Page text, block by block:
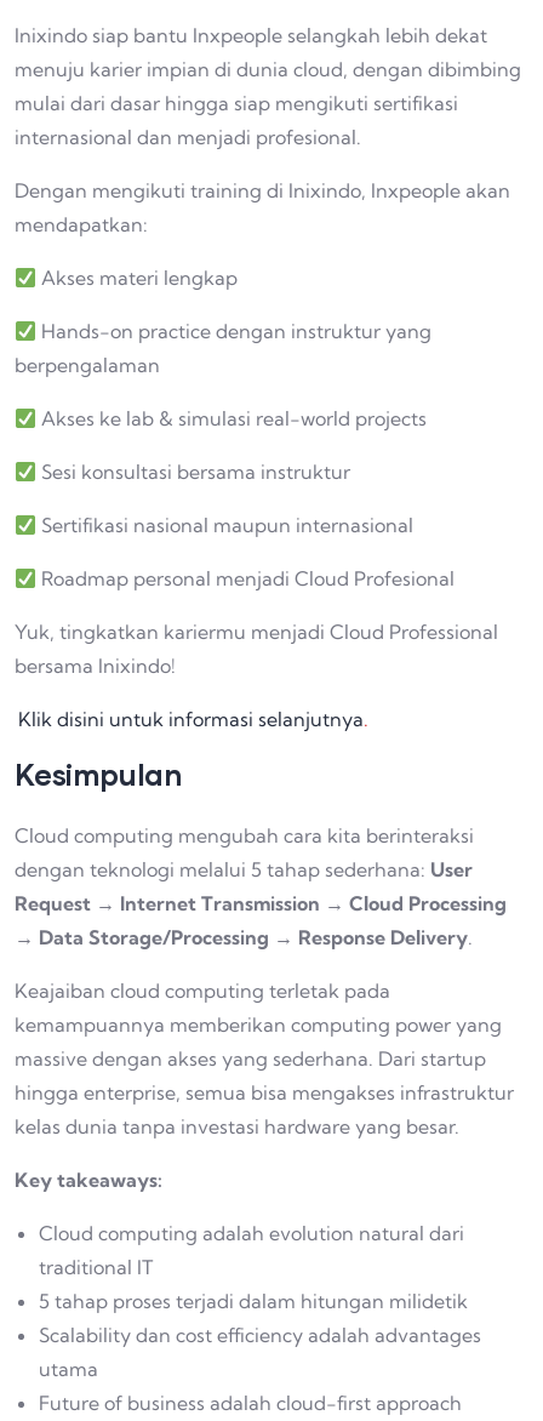
Inixindo siap bantu Inxpeople selangkah lebih dekat
menuju karier impian di dunia cloud, dengan dibimbing
mulai dari dasar hingga siap mengikuti sertifikasi
internasional dan menjadi profesional.
Dengan mengikuti training di Inixindo, Inxpeople akan
mendapatkan:
Akses materi lengkap
Hands-on practice dengan instruktur yang
berpengalaman
Akses ke lab & simulasi real-world projects
Sesi konsultasi bersama instruktur
Sertifikasi nasional maupun internasional
Roadmap personal menjadi Cloud Profesional
Yuk, tingkatkan kariermu menjadi Cloud Professional
bersama Inixindo!
Klik disini untuk informasi selanjutnya.
Kesimpulan
Cloud computing mengubah cara kita berinteraksi
dengan teknologi melalui 5 tahap sederhana: User
Request → Internet Transmission → Cloud Processing
→ Data Storage/Processing → Response Delivery.
Keajaiban cloud computing terletak pada
kemampuannya memberikan computing power yang
massive dengan akses yang sederhana. Dari startup
hingga enterprise, semua bisa mengakses infrastruktur
kelas dunia tanpa investasi hardware yang besar.
Key takeaways:
Cloud computing adalah evolution natural dari
traditional IT
5 tahap proses terjadi dalam hitungan milidetik
Scalability dan cost efficiency adalah advantages
utama
Future of business adalah cloud-first approach